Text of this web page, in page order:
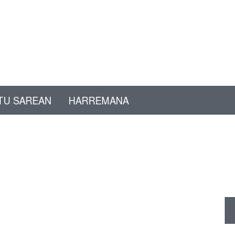
SAREAN HARREMANA